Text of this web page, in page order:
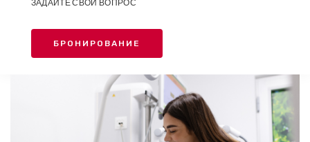
ЗАДАЙТЕ СВОЙ ВОПРОС
БРОНИРОВАНИЕ